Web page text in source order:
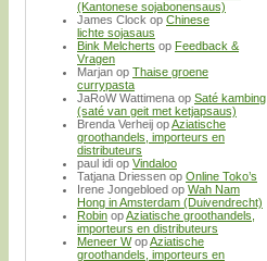
(Kantonese sojabonensaus)
James Clock op Chinese
lichte sojasaus
Bink Melcherts op Feedback &
Vragen
Marjan op Thaise groene
currypasta
JaRoW Wattimena op Saté kambing
(saté van geit met ketjapsaus)
Brenda Verheij opAziatische
groothandels, importeurs en
distributeurs
paul idi op Vindaloo
Tatjana Driessen op Online Toko’s
Irene Jongebloed op Wah Nam
Hong in Amsterdam (Duivendrecht)
Robin opAziatische groothandels,
importeurs en distributeurs
Meneer WopAziatische
groothandels, importeurs en